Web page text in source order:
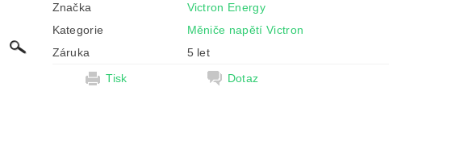
Značka
Victron Energy
Kategorie
Měniče napětí Victron
Záruka
5 let
Tisk
Dotaz